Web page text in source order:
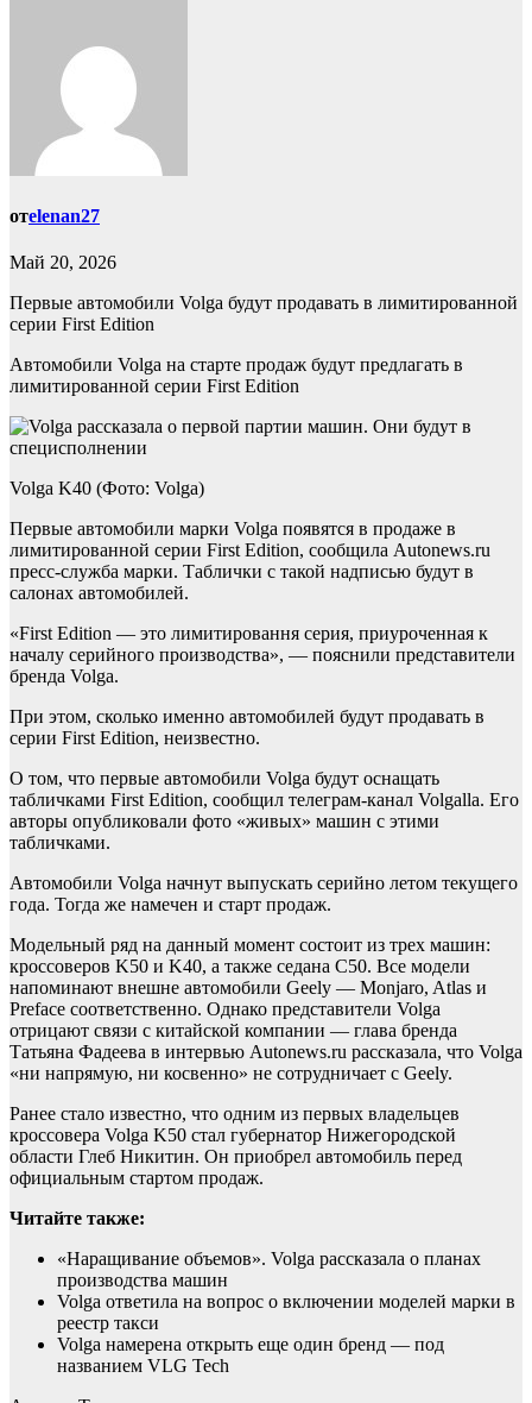
отelenan27
Май 20, 2026
Первые автомобили Volga будут продавать в лимитированной
серии First Edition
Автомобили Volga на старте продаж будут предлагать в
лимитированной серии First Edition
Volga K40 (Фото: Volga)
Первые автомобили марки Volga появятся в продаже в
лимитированной серии First Edition, сообщила Autonews.ru
пресс-служба марки. Таблички с такой надписью будут в
салонах автомобилей.
«First Edition — это лимитировання серия, приуроченная к
началу серийного производства», — пояснили представители
бренда Volga.
При этом, сколько именно автомобилей будут продавать в
серии First Edition, неизвестно.
О том, что первые автомобили Volga будут оснащать
табличками First Edition, сообщил телеграм-канал Volgalla. Его
авторы опубликовали фото «живых» машин с этими
табличками.
Автомобили Volga начнут выпускать серийно летом текущего
года. Тогда же намечен и старт продаж.
Модельный ряд на данный момент состоит из трех машин:
кроссоверов K50 и K40, а также седана C50. Все модели
напоминают внешне автомобили Geely — Monjaro, Atlas и
Preface соответственно. Однако представители Volga
отрицают связи с китайской компании — глава бренда
Татьяна Фадеева в интервью Autonews.ru рассказала, что Volga
«ни напрямую, ни косвенно» не сотрудничает с Geely.
Ранее стало известно, что одним из первых владельцев
кроссовера Volga K50 стал губернатор Нижегородской
области Глеб Никитин. Он приобрел автомобиль перед
официальным стартом продаж.
Читайте также:
«Наращивание объемов». Volga рассказала о планах
производства машин
Volga ответила на вопрос о включении моделей марки в
реестр такси
Volga намерена открыть еще один бренд — под
названием VLG Tech